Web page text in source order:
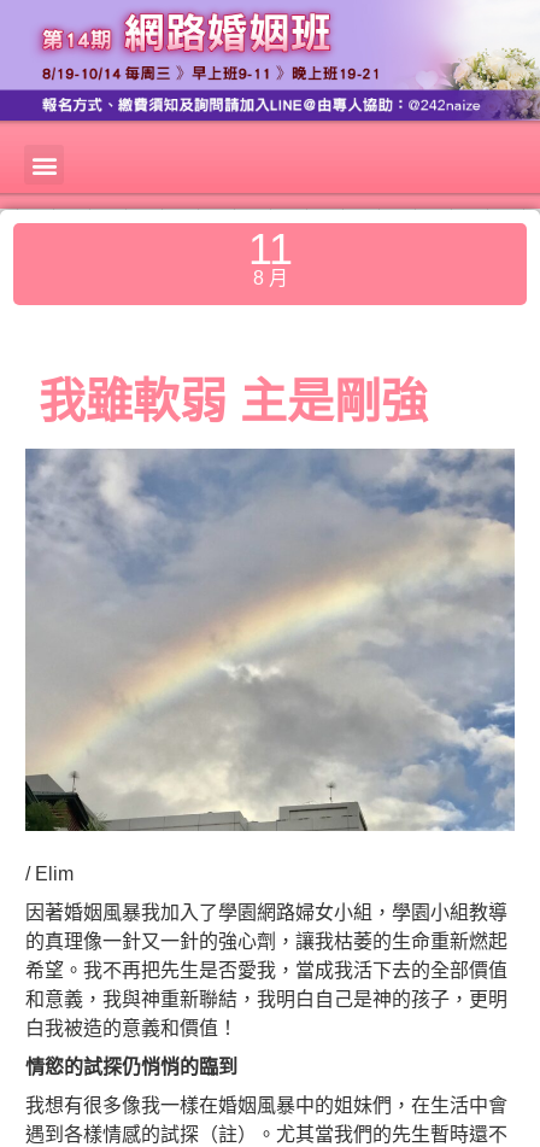
11
8 月
我雖軟弱 主是剛強
/ Elim
因著婚姻風暴我加入了學園網路婦女小組，學園小組教導
的真理像一針又一針的強心劑，讓我枯萎的生命重新燃起
希望。我不再把先生是否愛我，當成我活下去的全部價值
和意義，我與神重新聯結，我明白自己是神的孩子，更明
白我被造的意義和價值！
情慾的試探仍悄悄的臨到
我想有很多像我一樣在婚姻風暴中的姐妹們，在生活中會
遇到各樣情感的試探（註）。尤其當我們的先生暫時還不